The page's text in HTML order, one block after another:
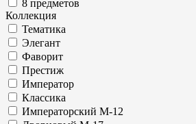
8 предметов
Коллекция
Тематика
Элегант
Фаворит
Престиж
Император
Классика
Императорский М-12